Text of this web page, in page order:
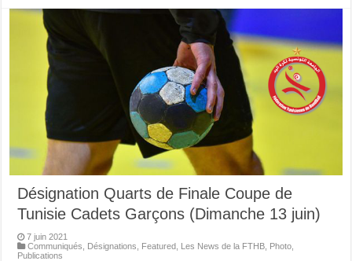
Désignation Quarts de Finale Coupe de
Tunisie Cadets Garçons (Dimanche 13 juin)
7 juin 2021
Communiqués
Désignations Featured Les News de la FTHB Photo
Publications